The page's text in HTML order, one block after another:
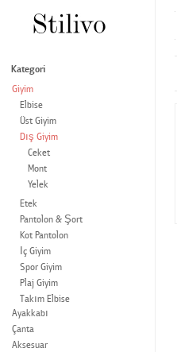
Kategori
Giyim
Elbise
Üst Giyim
Dış Giyim
Ceket
Mont
Yelek
Etek
Pantolon & Şort
Kot Pantolon
İç Giyim
Spor Giyim
Plaj Giyim
Takım Elbise
Ayakkabı
Çanta
Aksesuar